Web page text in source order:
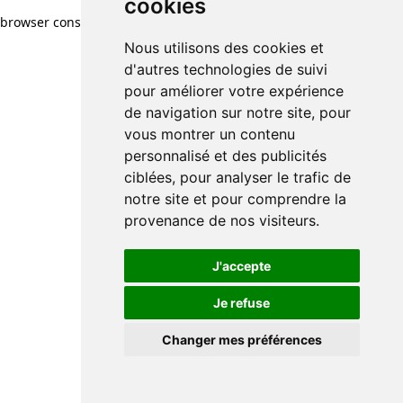
cookies
Nous utilisons des cookies et
d'autres technologies de suivi
pour améliorer votre expérience
de navigation sur notre site, pour
vous montrer un contenu
personnalisé et des publicités
ciblées, pour analyser le trafic de
notre site et pour comprendre la
provenance de nos visiteurs.
J'accepte
Je refuse
Changer mes préférences
browser console for more information)